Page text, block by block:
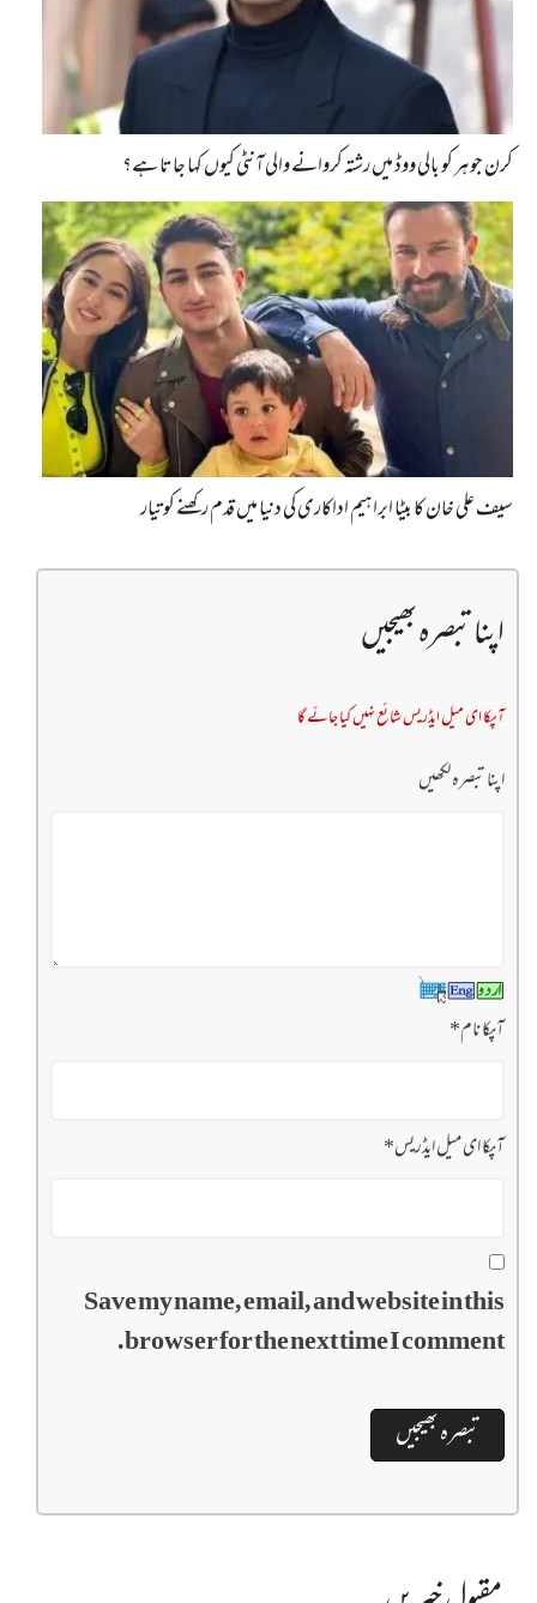
کرن جوہر کو بالی ووڈ میں رشتہ کروانے والی آنٹی کیوں کہا جاتا ہے؟
سیف علی خان کا بیٹا ابراہیم اداکاری کی دنیا میں قدم رکھنے کو تیار
اپنا تبصرہ بھیجیں
آپکا ای میل ایڈریس شائع نہیں کیا جائے گا
اپنا تبصرہ لکھیں
آپکا نام*
آپکا ای میل ایڈریس*
Save my name, email, and website in this
browser for the next time I comment.